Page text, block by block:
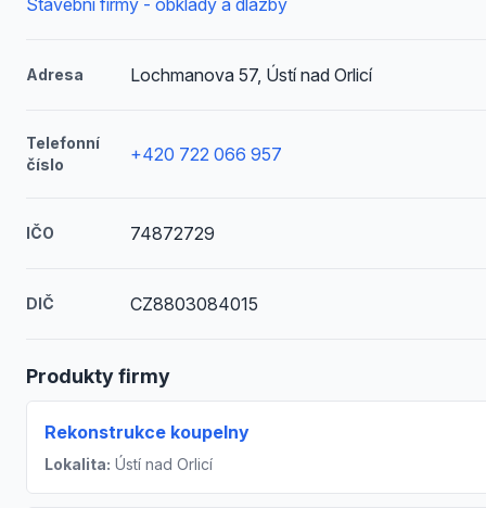
Stavební firmy - obklady a dlažby
Adresa Lochmanova 57, Ústí nad Orlicí
Telefonní
číslo
+420 722 066 957
IČO 74872729
DIČ CZ8803084015
Produkty firmy
Rekonstrukce koupelny
Lokalita: Ústí nad Orlicí